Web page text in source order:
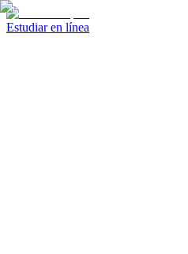
Estudiar en línea